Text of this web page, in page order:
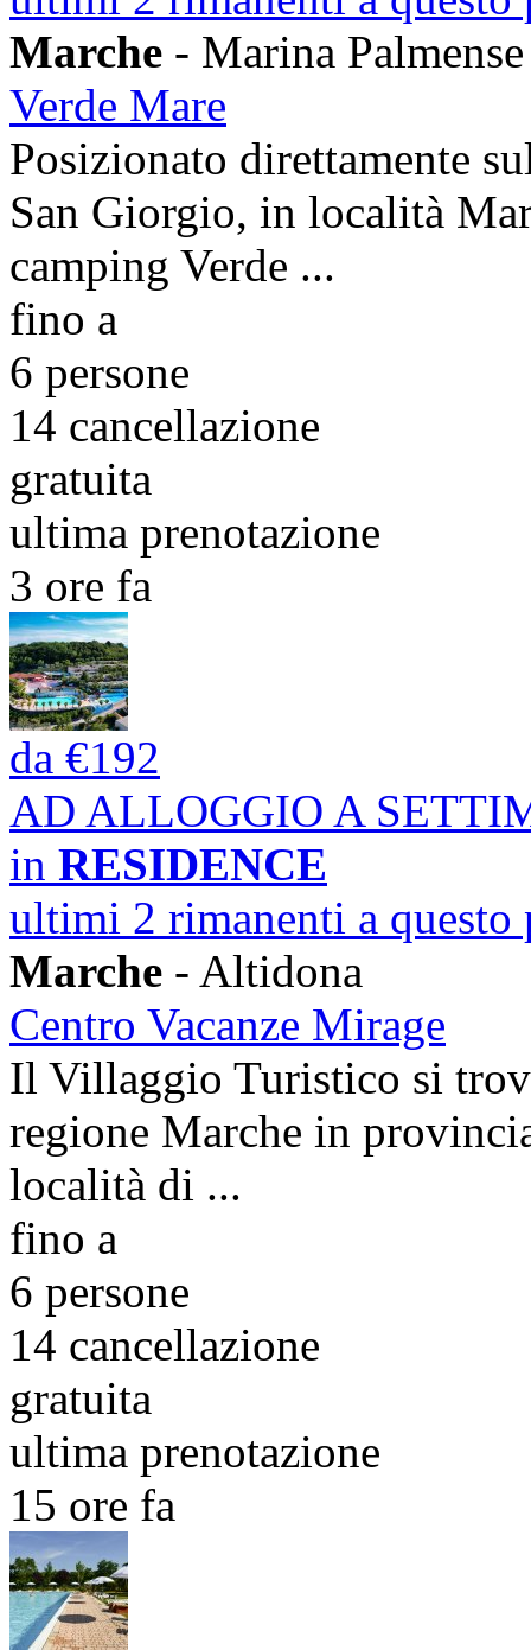
Marche - Marina Palmense
Verde Mare
Posizionato direttamente
San Giorgio, in località
camping Verde ...
fino a
6 persone
14 cancellazione
gratuita
ultima prenotazione
3 ore fa
da €192
AD ALLOGGIO A
in RESIDENCE
ultimi 2 rimanenti a questo
Marche - Altidona
Centro Vacanze Mirage
Il Villaggio Turistico si
regione Marche in
località di ...
fino a
6 persone
14 cancellazione
gratuita
ultima prenotazione
15 ore fa